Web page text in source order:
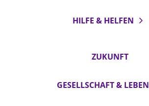
HILFE & HELFEN
ZUKUNFT
GESELLSCHAFT & LEBEN